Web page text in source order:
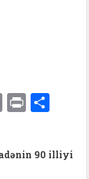
Email
Print
90 illiyi